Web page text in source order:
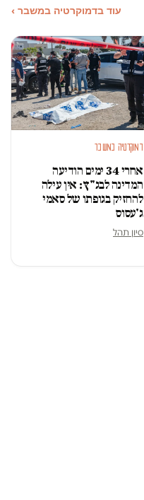
עוד בדמוקרטיה במשבר ›
דמוקרטיה במשבר
אחרי 34 ימים הודיעה
המדינה לבג"ץ: אין עילה
להחזיק בגופתו של סאמי
ג'עסוס
סיון תהל